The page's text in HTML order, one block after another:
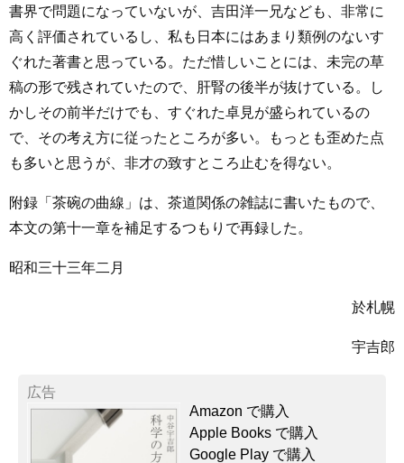
書界で問題になっていないが、吉田洋一兄なども、非常に
高く評価されているし、私も日本にはあまり類例のないす
ぐれた著書と思っている。ただ惜しいことには、未完の草
稿の形で残されていたので、肝腎の後半が抜けている。し
かしその前半だけでも、すぐれた卓見が盛られているの
で、その考え方に従ったところが多い。もっとも歪めた点
も多いと思うが、非才の致すところ止むを得ない。
附録「茶碗の曲線」は、茶道関係の雑誌に書いたもので、
本文の第十一章を補足するつもりで再録した。
昭和三十三年二月
於札幌
宇吉郎
広告
Amazon で購入
Apple Books で購入
Google Play で購入